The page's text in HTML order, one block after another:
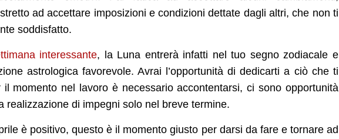
ad accettare imposizioni e condizioni dettate dagli altri, che non ti
soddisfatto.
interessante, la Luna entrerà infatti nel tuo segno zodiacale e
astrologica favorevole. Avrai l’opportunità di dedicarti a ciò che ti
momento nel lavoro è necessario accontentarsi, ci sono opportunità
realizzazione di impegni solo nel breve termine.
è positivo, questo è il momento giusto per darsi da fare e tornare ad